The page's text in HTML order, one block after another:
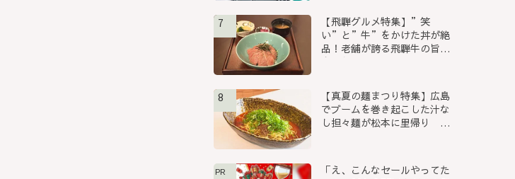
7
【飛騨グルメ特集】”笑
い”と”牛”をかけた丼が絶
品！老舗が誇る飛騨牛の旨み
を堪能...
8
【真夏の麺まつり特集】広島
でブームを巻き起こした汁な
し担々麺が松本に里帰り
PR
「え、こんなセールやってた